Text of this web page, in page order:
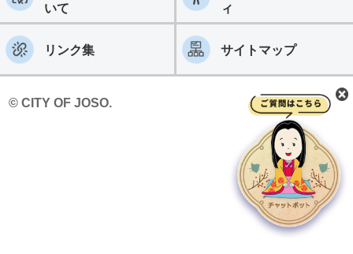
いて
ィ
リンク集 サイトマップ
© CITY OF JOSO.